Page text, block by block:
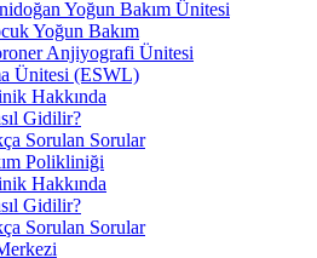
Yoğun Bakım Ünitesi
Yoğun Bakım
Anjiyografi Ünitesi
Ünitesi (ESWL)
Hakkında
Gidilir?
Sorulan Sorular
Polikliniği
Hakkında
Gidilir?
Sorulan Sorular